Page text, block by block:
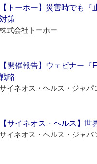
【トーホー】災害時でも
対策
株式会社トーホー
【開催報告】ウェビナー
戦略
サイネオス・ヘルス・ジャパ
【サイネオス・ヘルス】
サイネオス・ヘルス・ジャパ